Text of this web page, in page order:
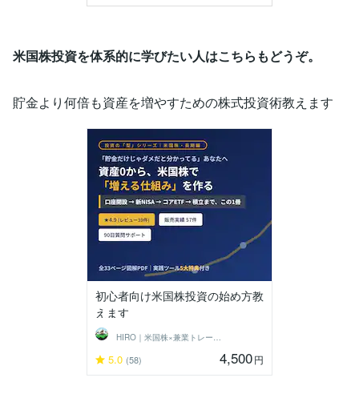
米国株投資を体系的に学びたい人はこちらもどうぞ。
貯金より何倍も資産を増やすための株式投資術教えます
初心者向け米国株投資の始め方教
えます
5.0 (58) 4,500円